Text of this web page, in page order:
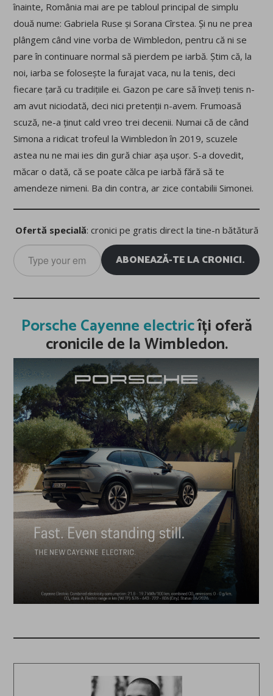
înainte, România mai are pe tabloul principal de simplu
două nume: Gabriela Ruse și Sorana Cîrstea. Și nu ne prea
plângem când vine vorba de Wimbledon, pentru că ni se
pare în continuare normal să pierdem pe iarbă. Știm că, la
noi, iarba se folosește la furajat vaca, nu la tenis, deci
fiecare țară cu tradițiile ei. Gazon pe care să înveți tenis n-
am avut niciodată, deci nici pretenții n-avem. Frumoasă
scuză, ne-a ținut cald vreo trei decenii. Numai că de când
Simona a ridicat trofeul la Wimbledon în 2019, scuzele
astea nu ne mai ies din gură chiar așa ușor. S-a dovedit,
măcar o dată, că se poate călca pe iarbă fără să te
amendeze nimeni. Ba din contra, ar zice contabilii Simonei.
Ofertă specială: cronici pe gratis direct la tine-n bătătură
Type
your
email…
ABONEAZĂ-TE LA CRONICI.
Porsche Cayenne electricîți oferă
cronicile de la Wimbledon.